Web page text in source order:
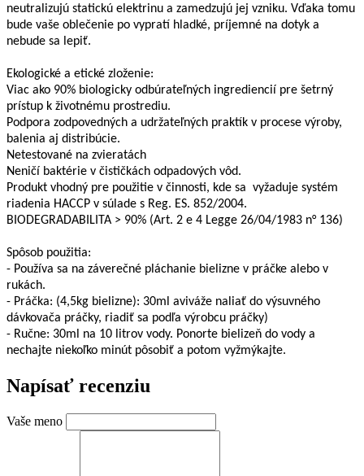
neutralizujú statickú elektrinu a zamedzujú jej vzniku. Vďaka tomu
bude vaše oblečenie po vypratí hladké, príjemné na dotyk a
nebude sa lepiť.
Ekologické a etické zloženie:
Viac ako 90% biologicky odbúrateľných ingrediencií pre šetrný
prístup k životnému prostrediu.
Podpora zodpovedných a udržateľných praktík v procese výroby,
balenia aj distribúcie.
Netestované na zvieratách
Neničí baktérie v čističkách odpadových vôd.
Produkt vhodný pre použitie v činnosti, kde sa vyžaduje systém
riadenia HACCP v súlade s Reg. ES. 852/2004.
BIODEGRADABILITA > 90% (Art. 2 e 4 Legge 26/04/1983 n° 136)
Spôsob použitia:
- Používa sa na záverečné pláchanie bielizne v práčke alebo v
rukách.
- Práčka: (4,5kg bielizne): 30ml aviváže naliať do výsuvného
dávkovača práčky, riadiť sa podľa výrobcu práčky)
- Ručne: 30ml na 10 litrov vody. Ponorte bielizeň do vody a
nechajte niekoľko minút pôsobiť a potom vyžmýkajte.
Napísať recenziu
Vaše meno